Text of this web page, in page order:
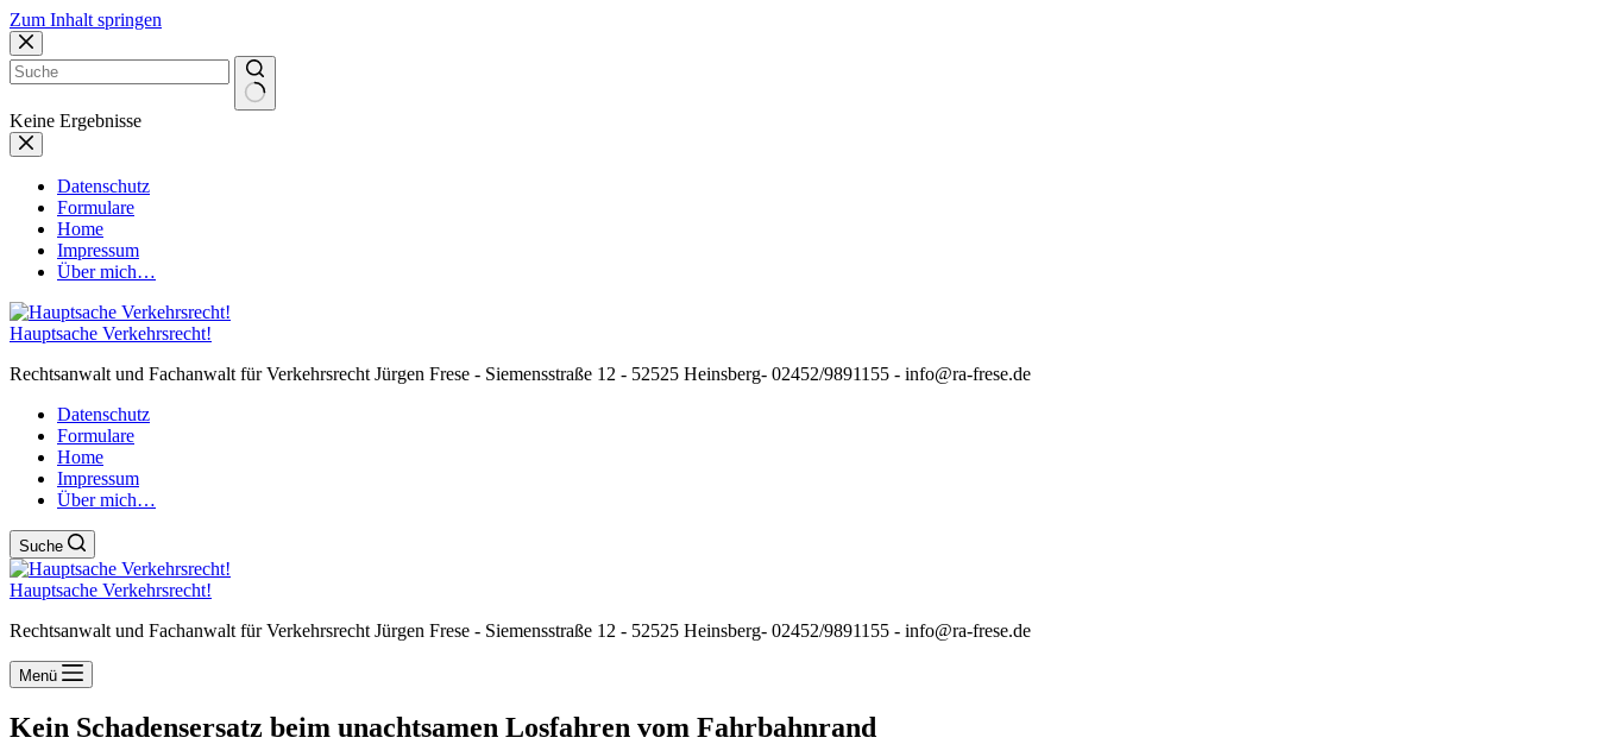
Zum Inhalt springen
Keine Ergebnisse
Datenschutz
Formulare
Home
Impressum
Über mich…
Hauptsache Verkehrsrecht!
Rechtsanwalt und Fachanwalt für Verkehrsrecht Jürgen Frese - Siemensstraße 12 - 52525 Heinsberg- 02452/9891155 - info@ra-frese.de
Datenschutz
Formulare
Home
Impressum
Über mich…
Suche
Hauptsache Verkehrsrecht!
Rechtsanwalt und Fachanwalt für Verkehrsrecht Jürgen Frese - Siemensstraße 12 - 52525 Heinsberg- 02452/9891155 - info@ra-frese.de
Menü
Kein Schadensersatz beim unachtsamen Losfahren vom Fahrbahnrand